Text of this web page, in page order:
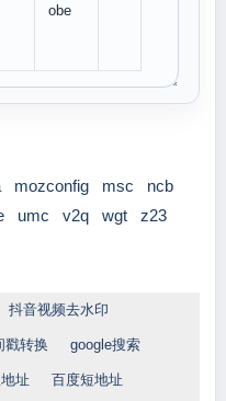
obe
mozconfig msc
ncb
umc v2q wgt
z23
抖音视频去水印
戳转换 google搜索
址 百度短地址